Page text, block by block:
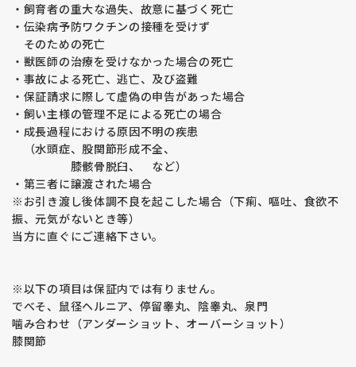
・飼育者の重大な過失、故意に基づく死亡
・伝染病予防ワクチンの接種を受けず
そのための死亡
・獣医師の治療を受けなかった場合の死亡
・事故による死亡、逃亡、及び盗難
・保証請求に際して虚偽の申告があった場合
・飼い主様の管理不足による死亡の場合
・成長過程における原因不明の疾患
（水頭症、股関節形成不全、
膝骸骨脱臼、 など）
・第三者に譲渡された場合
※お引き渡し後体調不良を起こした場合（下痢、嘔吐、食欲不
振、元気がないとき等）
当方に直ぐにご連絡下さい。
※以下の項目は保証内では有りません。
でべそ、鼠径ヘルニア、停留睾丸、陰睾丸、泉門
噛み合わせ（アンダーショット、オーバーショット）
膝関節